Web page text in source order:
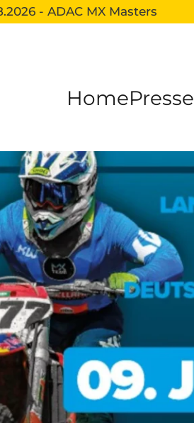
- ADAC MX Masters
HomePresse